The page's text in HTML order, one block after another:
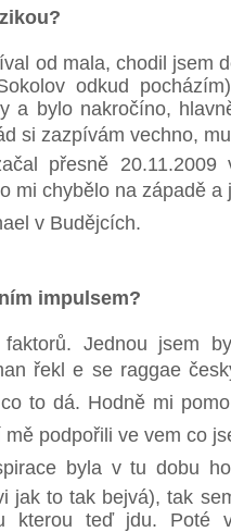
od mala, chodil jsem
odkud
a bylo nakročíno,
si zazpívám vechno,
přesně 20.11.2009
co mi chybělo na západě
v Budějcích.
impulsem?
Jednou jsem
řekl e se raggae
co to dá. Hodně mi
podpořili ve vem co
byla v tu dobu
jak to tak bejvá), tak
kterou teď jdu. Poté